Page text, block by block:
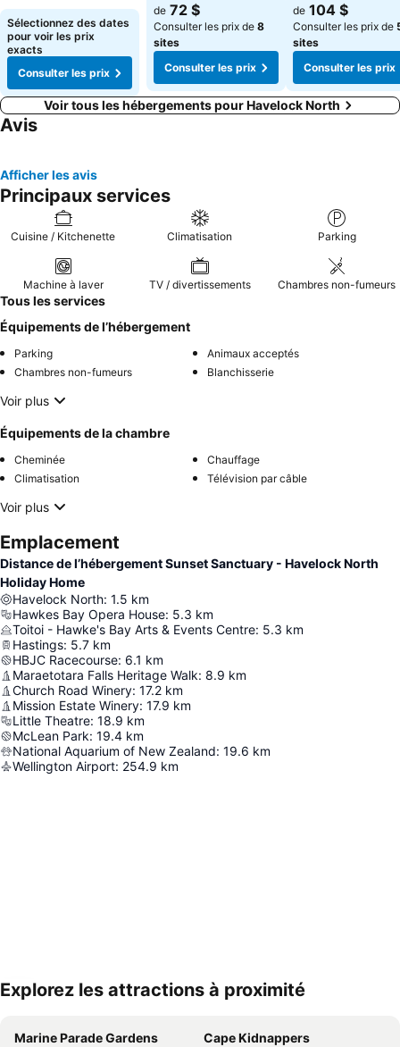
Sélectionnez des dates
pour voir les prix
exacts
Consulter les prix
de 72 $
Consulter les prix de 8
sites
Consulter les prix
de 104 $
Consulter les prix de
sites
Consulter les prix
Voir tous les hébergements pour Havelock North
Avis
Afficher les avis
Principaux services
Cuisine / Kitchenette Climatisation Parking
Machine à laver TV / divertissements Chambres non-fumeurs
Tous les services
Équipements de l’hébergement
Parking
Animaux acceptés
Chambres non-fumeurs
Blanchisserie
Voir plus
Équipements de la chambre
Cheminée
Chauffage
Climatisation
Télévision par câble
Voir plus
Emplacement
Distance de l’hébergement Sunset Sanctuary - Havelock North
Holiday Home
Havelock North: 1.5 km
Hawkes Bay Opera House: 5.3 km
Toitoi - Hawke's Bay Arts & Events Centre: 5.3 km
Hastings: 5.7 km
HBJC Racecourse: 6.1 km
Maraetotara Falls Heritage Walk: 8.9 km
Church Road Winery: 17.2 km
Mission Estate Winery: 17.9 km
Little Theatre: 18.9 km
McLean Park: 19.4 km
National Aquarium of New Zealand: 19.6 km
Wellington Airport: 254.9 km
Explorez les attractions à proximité
Marine Parade Gardens Cape Kidnappers